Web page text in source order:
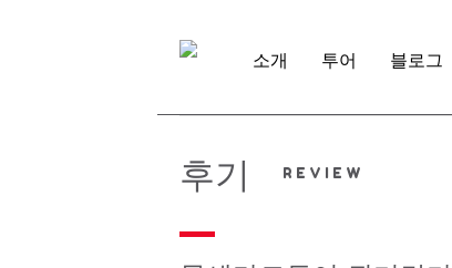
소개 투어 블로그
후기